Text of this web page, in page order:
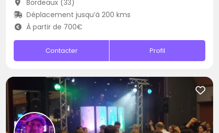
Bordeaux (33)
Déplacement jusqu’à 200 kms
À partir de 700€
Contacter Profil